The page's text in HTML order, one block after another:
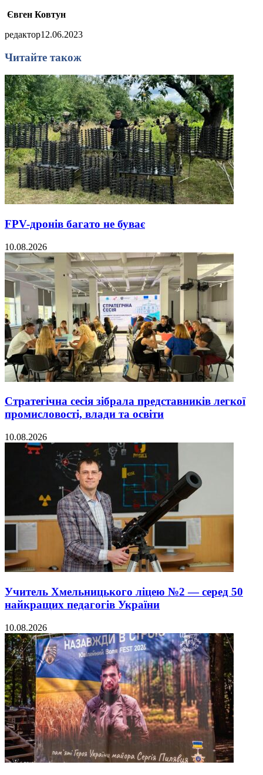
Євген Ковтун
редактор12.06.2023
Читайте також
FPV-дронів багато не буває
10.08.2026
Стратегічна сесія зібрала представників легкої
промисловості, влади та освіти
10.08.2026
Учитель Хмельницького ліцею №2 — серед 50
найкращих педагогів України
10.08.2026